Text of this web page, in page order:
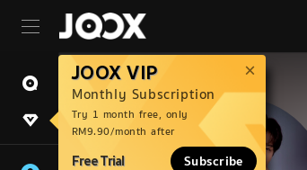
JOOX VIP
Monthly Subscription
Try 1 month free, only
RM9.90/month after
Free Trial Subscribe